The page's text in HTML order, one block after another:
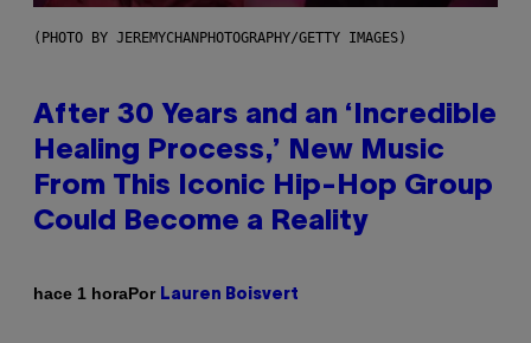
(PHOTO BY JEREMYCHANPHOTOGRAPHY/GETTY IMAGES)
After 30 Years and an ‘Incredible
Healing Process,’ New Music
From This Iconic Hip-Hop Group
Could Become a Reality
hace 1 horaPor Lauren Boisvert